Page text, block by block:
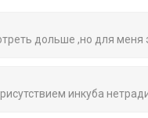
дольше ,но для меня
инкуба